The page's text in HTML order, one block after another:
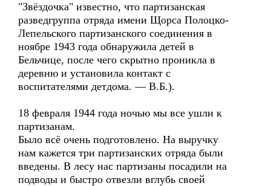
"Звёздочка" известно, что партизанская
разведгруппа отряда имени Щорса Полоцко-
Лепельского партизанского соединения в
ноябре 1943 года обнаружила детей в
Бельчице, после чего скрытно проникла в
деревню и установила контакт с
воспитателями детдома. — В.Б.).
18 февраля 1944 года ночью мы все ушли к
партизанам.
Было всё очень подготовлено. На выручку
нам кажется три партизанских отряда были
введены. В лесу нас партизаны посадили на
подводы и быстро отвезли вглубь своей